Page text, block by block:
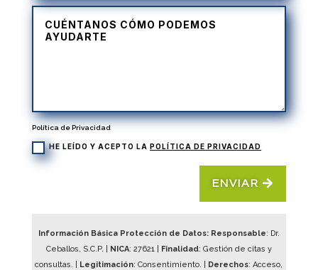
Política de Privacidad
HE LEÍDO Y ACEPTO LA POLÍTICA DE PRIVACIDAD
ENVIAR
Información Básica Protección de Datos: Responsable: Dr.
Ceballos, S.C.P. |
NICA: 27621| Finalidad: Gestión de citas y
consultas. |
Legitimación: Consentimiento. | Derechos: Acceso,